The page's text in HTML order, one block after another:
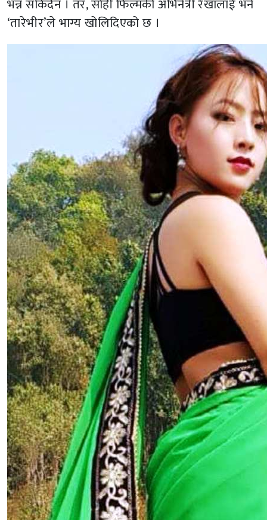
भन्न सकिँदैन । तर, सोही फिल्मकी अभिनेत्री रेखालाई भने
‘तारेभीर’ले भाग्य खोलिदिएको छ ।